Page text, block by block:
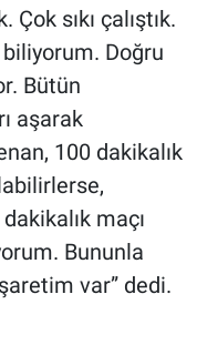
sıkı çalıştık.
biliyorum. Doğru
Bütün
aşarak
100 dakikalık
maçı
Bununla
var” dedi.